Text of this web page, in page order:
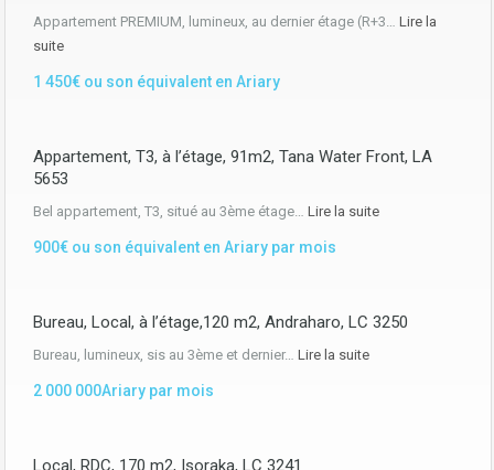
Appartement PREMIUM, lumineux, au dernier étage (R+3… Lire la
suite
1 450€ ou son équivalent en Ariary
Appartement, T3, à l’étage, 91m2, Tana Water Front, LA
5653
Bel appartement, T3, situé au 3ème étage… Lire la suite
900€ ou son équivalent en Ariary par mois
Bureau, Local, à l’étage,120 m2, Andraharo, LC 3250
Bureau, lumineux, sis au 3ème et dernier… Lire la suite
2 000 000Ariary par mois
Local, RDC, 170 m2, Isoraka, LC 3241